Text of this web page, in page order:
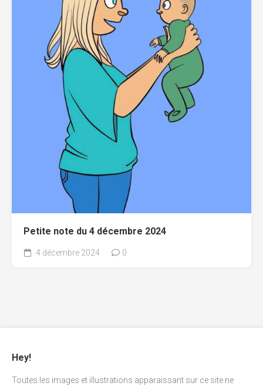
Petite note du 4 décembre 2024
4 décembre 2024 0
Hey!
Toutes les images et illustrations apparaissant sur ce site ne